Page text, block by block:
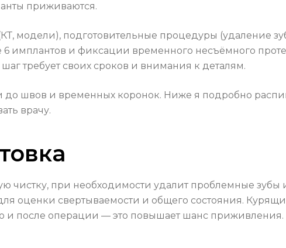
приживаются.
модели), подготовительные процедуры (удаление
имплантов и фиксации временного несъёмного
требует своих сроков и внимания к деталям.
швов и временных коронок. Ниже я подробно
врачу.
чистку, при необходимости удалит проблемные зубы
оценки свертываемости и общего состояния.
и после операции — это повышает шанс приживления.